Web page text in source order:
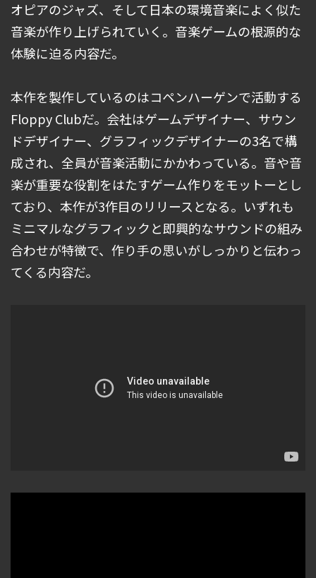
オピアのジャズ、そして日本の環境音楽によく似た
音楽が作り上げられていく。音楽ゲームの根源的な
体験に迫る内容だ。
本作を製作しているのはコペンハーゲンで活動する
Floppy Clubだ。会社はゲームデザイナー、サウン
ドデザイナー、グラフィックデザイナーの3名で構
成され、全員が音楽活動にかかわっている。音や音
楽が重要な役割をはたすゲーム作りをモットーとし
ており、本作が3作目のリリースとなる。いずれも
ミニマルなグラフィックと即興的なサウンドの組み
合わせが特徴で、作り手の思いがしっかりと伝わっ
てくる内容だ。